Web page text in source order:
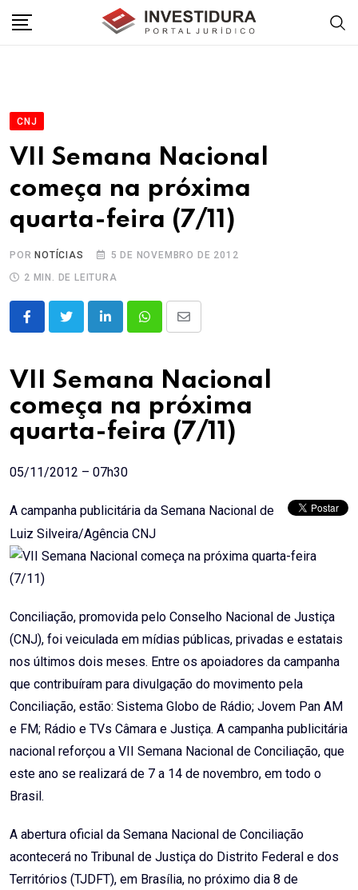
CNJ
VII Semana Nacional
começa na próxima
quarta-feira (7/11)
POR NOTÍCIAS
5 DE NOVEMBRO DE 2012
2 MIN. DE LEITURA
LinkedInWhatsappShare
Email
VII Semana Nacional
começa na próxima
quarta-feira (7/11)
05/11/2012 – 07h30
Luiz Silveira/Agência CNJ
A campanha publicitária da Semana Nacional de
Conciliação, promovida pelo Conselho Nacional de Justiça
(CNJ), foi veiculada em mídias públicas, privadas e estatais
nos últimos dois meses. Entre os apoiadores da campanha
que contribuíram para divulgação do movimento pela
Conciliação, estão: Sistema Globo de Rádio; Jovem Pan AM
e FM; Rádio e TVs Câmara e Justiça. A campanha publicitária
nacional reforçou a VII Semana Nacional de Conciliação, que
este ano se realizará de 7 a 14 de novembro, em todo o
Brasil.
A abertura oficial da Semana Nacional de Conciliação
acontecerá no Tribunal de Justiça do Distrito Federal e dos
Territórios (TJDFT), em Brasília, no próximo dia 8 de